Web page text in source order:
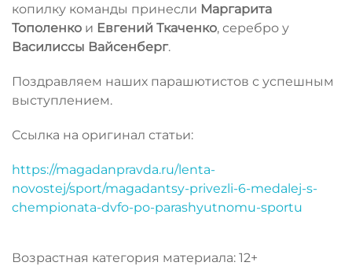
копилку команды принесли Маргарита
Тополенко и Евгений Ткаченко, серебро у
Василиссы Вайсенберг.
Поздравляем наших парашютистов с успешным
выступлением.
Ссылка на оригинал статьи:
https://magadanpravda.ru/lenta-
novostej/sport/magadantsy-privezli-6-medalej-s-
chempionata-dvfo-po-parashyutnomu-sportu
Возрастная категория материала: 12+